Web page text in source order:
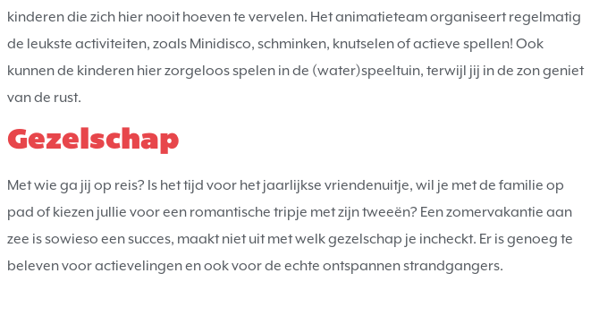
kinderen die zich hier nooit hoeven te vervelen. Het animatieteam organiseert regelmatig
de leukste activiteiten, zoals Minidisco, schminken, knutselen of actieve spellen! Ook
kunnen de kinderen hier zorgeloos spelen in de (water)speeltuin, terwijl jij in de zon geniet
van de rust.
Gezelschap
Met wie ga jij op reis? Is het tijd voor het jaarlijkse vriendenuitje, wil je met de familie op
pad of kiezen jullie voor een romantische tripje met zijn tweeën? Een zomervakantie aan
zee is sowieso een succes, maakt niet uit met welk gezelschap je incheckt. Er is genoeg te
beleven voor actievelingen en ook voor de echte ontspannen strandgangers.